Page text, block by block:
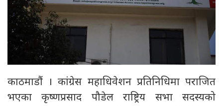
काठमाडौं । कांग्रेस महाधिवेशन प्रतिनिधिमा पराजित
भएका कृष्णप्रसाद पौडेल राष्ट्रिय सभा सदस्यको